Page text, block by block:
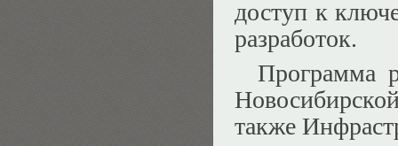
доступ к
разработок.
Программа
также